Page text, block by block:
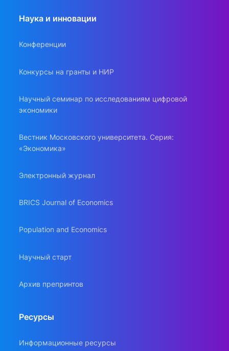
Наука и инновации
Конференции
Конкурсы на гранты и НИР
Научный семинар по исследованиям цифровой
экономики
Вестник Московского университета. Серия:
«Экономика»
Электронный журнал
BRICS Journal of Economics
Population and Economics
Научный старт
Архив препринтов
Ресурсы
Информационные ресурсы